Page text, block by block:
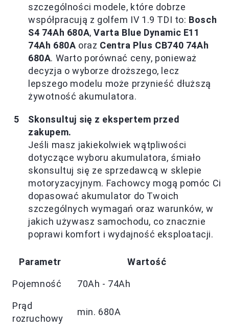
szczególności modele, które dobrze
współpracują z golfem IV 1.9 TDI to: Bosch
S4 74Ah 680A,Varta Blue Dynamic E11
74Ah 680A oraz Centra Plus CB740 74Ah
680A. Warto porównać ceny, ponieważ
decyzja o wyborze droższego, lecz
lepszego modelu może przynieść dłuższą
żywotność akumulatora.
Skonsultuj się z ekspertem przed
zakupem.
Jeśli masz jakiekolwiek wątpliwości
dotyczące wyboru akumulatora, śmiało
skonsultuj się ze sprzedawcą w sklepie
motoryzacyjnym. Fachowcy mogą pomóc Ci
dopasować akumulator do Twoich
szczególnych wymagań oraz warunków, w
jakich używasz samochodu, co znacznie
poprawi komfort i wydajność eksploatacji.
Parametr Wartość
Pojemność 70Ah - 74Ah
Prąd
rozruchowy
min. 680A